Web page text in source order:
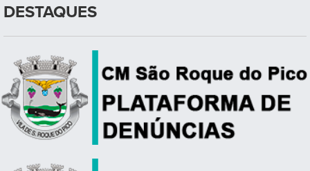
DESTAQUES